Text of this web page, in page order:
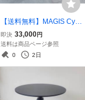
【送料無料】MAGIS Cyb
org Wicker Club マジス サ
イボーグ ウィッカー クラ
ブ チェア■管理番号：D-0
即決 33,000円
送料は商品ページ参照
0
2日